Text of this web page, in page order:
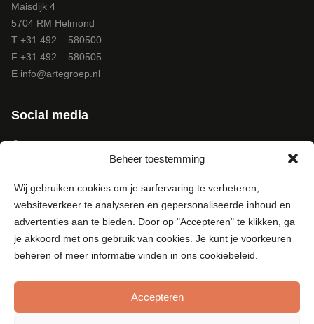
Beheer toestemming
Wij gebruiken cookies om je surfervaring te verbeteren,
websiteverkeer te analyseren en gepersonaliseerde inhoud en
advertenties aan te bieden. Door op "Accepteren" te klikken, ga
je akkoord met ons gebruik van cookies. Je kunt je voorkeuren
beheren of meer informatie vinden in ons cookiebeleid.
Accepteren
Maisdijk 4
5704 RM Helmond
T +31 492 – 580500
F +31 492 – 580505
E info@artegroep.nl
Social media
LinkedIn